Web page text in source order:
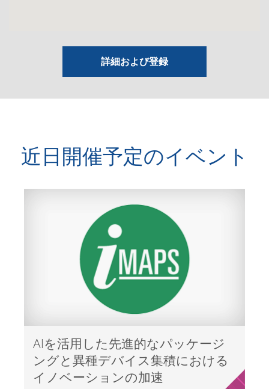
詳細および登録
近日開催予定のイベント
AIを活用した先進的なパッケージ
ングと異種デバイス集積における
イノベーションの加速